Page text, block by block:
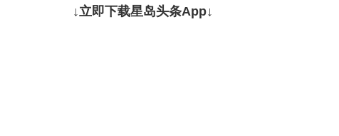
↓立即下载星岛头条App↓